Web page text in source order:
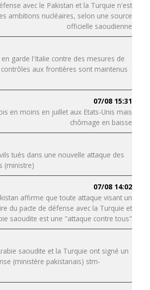
avec le Pakistan et la Turquie n'est
ambitions nucléaires, selon une source
officielle saoudienne
garde l'Italie contre des mesures de
aux frontières sont maintenus
07/08 15:31
en moins en juillet aux Etats-Unis mais
chômage en baisse
tués dans une nouvelle attaque des
(ministre)
07/08 14:02
affirme que toute attaque visant un
du pacte de défense avec la Turquie et
saoudite est une "attaque contre tous"
saoudite et la Turquie ont signé un
(ministère pakistanais) stm-